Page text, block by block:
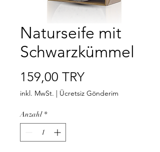
Naturseife mit
Schwarzkümmel
159,00 TRYPreis
inkl. MwSt. | Ücretsiz Gönderim
Anzahl *